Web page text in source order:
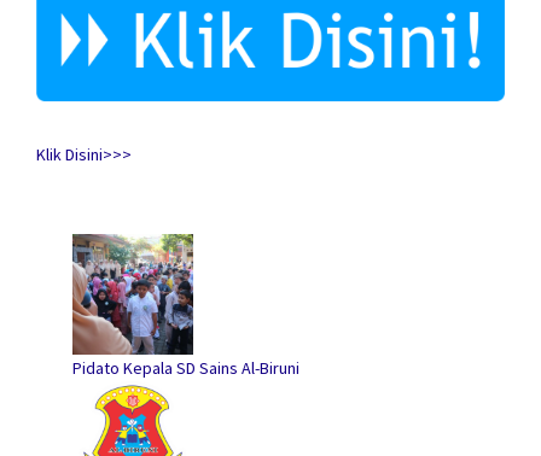
Klik Disini>>>
Pidato Kepala SD Sains Al-Biruni